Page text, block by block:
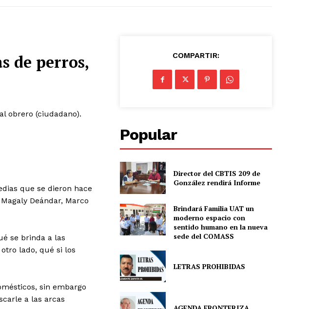
de perros,
obrero (ciudadano).
que se dieron hace
Deándar, Marco
se brinda a las
lado, qué si los
sin embargo
a las arcas
COMPARTIR:
Popular
Director del CBTIS 209 de
González rendirá Informe
Brindará Familia UAT un
moderno espacio con
sentido humano en la nueva
sede del COMASS
LETRAS PROHIBIDAS